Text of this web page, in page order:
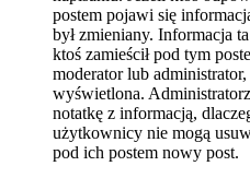
postem pojawi się
był zmieniany. Informacja
ktoś zamieścił pod tym
moderator lub
wyświetlona.
notatkę z informacją,
użytkownicy nie mogą
pod ich postem nowy post.